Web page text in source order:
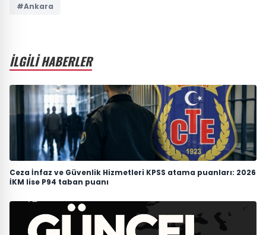
#Ankara
İLGİLİ HABERLER
Ceza İnfaz ve Güvenlik Hizmetleri KPSS atama puanları: 2026
İKM lise P94 taban puanı